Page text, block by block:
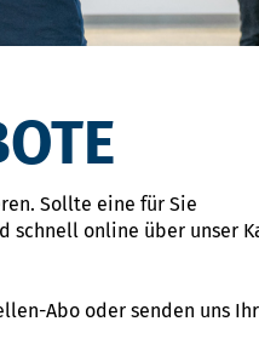
Sollte eine für Sie
schnell online über unser
Abo oder senden uns